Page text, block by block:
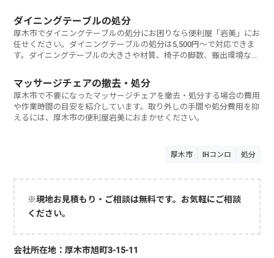
ダイニングテーブルの処分
厚木市でダイニングテーブルの処分にお困りなら便利屋「岩美」にお
任せください。ダイニングテーブルの処分は5,500円～で対応できま
す。ダイニングテーブルの大きさや材質、椅子の脚数、搬出環境など
にお問い合わせください。
マッサージチェアの撤去・処分
厚木市で不要になったマッサージチェアを撤去・処分する場合の費用
や作業時間の目安を紹介しています。取り外しの手間や処分費用を抑
えるには、厚木市の便利屋岩美におまかせください。
厚木市 IHコンロ 処分
※現地お見積もり・ご相談は無料です。お気軽にご相談
ください。
会社所在地：厚木市旭町3-15-11